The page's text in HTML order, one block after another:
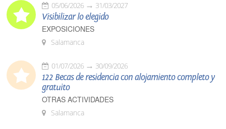
05/06/2026 31/03/2027
Visibilizar lo elegido
EXPOSICIONES
Salamanca
01/07/2026 30/09/2026
122 Becas de residencia con alojamiento completo y
gratuito
OTRAS ACTIVIDADES
Salamanca